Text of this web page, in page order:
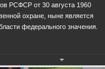
РСФСР от 30 августа 1960
охране, ныне является
федерального значения.